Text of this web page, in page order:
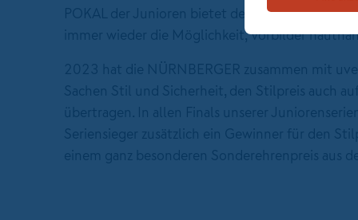
POKAL der Junioren bietet der "große"
immer wieder die Möglichkeit, Vorbilder